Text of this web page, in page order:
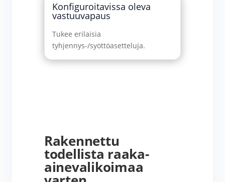
Konfiguroitavissa oleva
vastuuvapaus
Tukee erilaisia
tyhjennys-/syöttöasetteluja.
Rakennettu
todellista raaka-
ainevalikoimaa